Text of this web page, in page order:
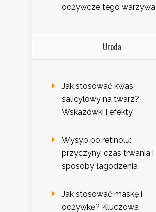
odżywcze tego warzywa
Uroda
Jak stosować kwas
salicylowy na twarz?
Wskazówki i efekty
Wysyp po retinolu:
przyczyny, czas trwania i
sposoby łagodzenia
Jak stosować maskę i
odżywkę? Kluczowa